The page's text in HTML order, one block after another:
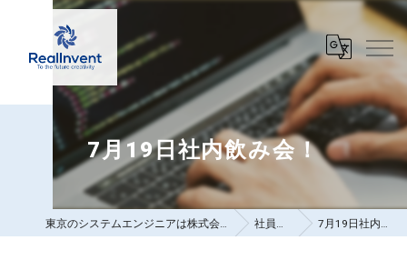
7月19日社内飲み会！
東京のシステムエンジニアは株式会社リアルインベント 社員ブログ 7月19日社内飲み会！